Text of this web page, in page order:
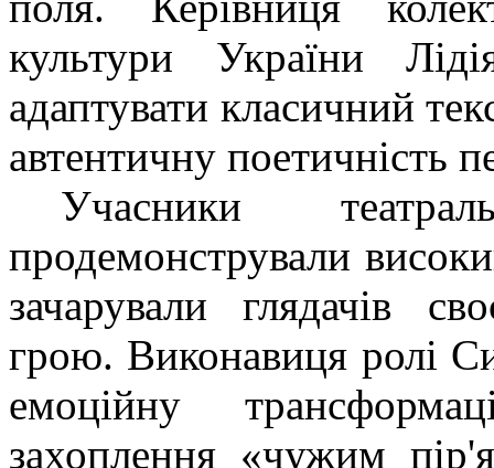
культури України
адаптувати класичний
автентичну поетичність
Учасники
продемонстрували
зачарували глядачів
грою. Виконавиця ролі
емоційну
захоплення «чужим